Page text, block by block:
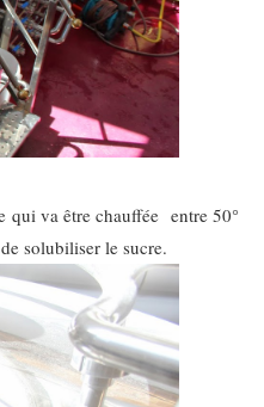
qui va être chauffée entre 50°
solubiliser le sucre.